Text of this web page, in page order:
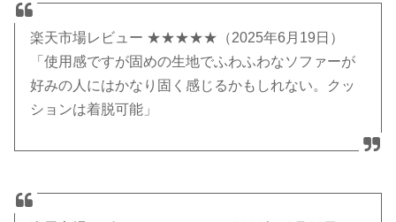
楽天市場レビュー ★★★★★（2025年6月19日）
「使用感ですが固めの生地でふわふわなソファーが
好みの人にはかなり固く感じるかもしれない。クッ
ションは着脱可能」